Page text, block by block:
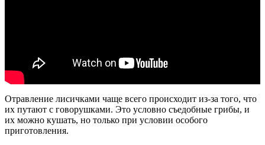
Отравление лисичками чаще всего происходит из-за того, что
их путают с говорушками. Это условно съедобные грибы, и
их можно кушать, но только при условии особого
приготовления.